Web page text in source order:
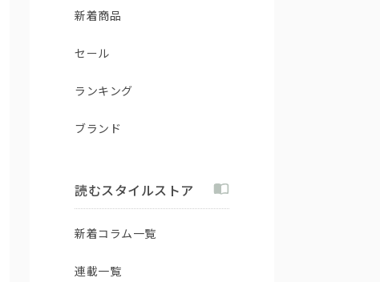
新着商品
セール
ランキング
ブランド
読むスタイルストア
新着コラム一覧
連載一覧